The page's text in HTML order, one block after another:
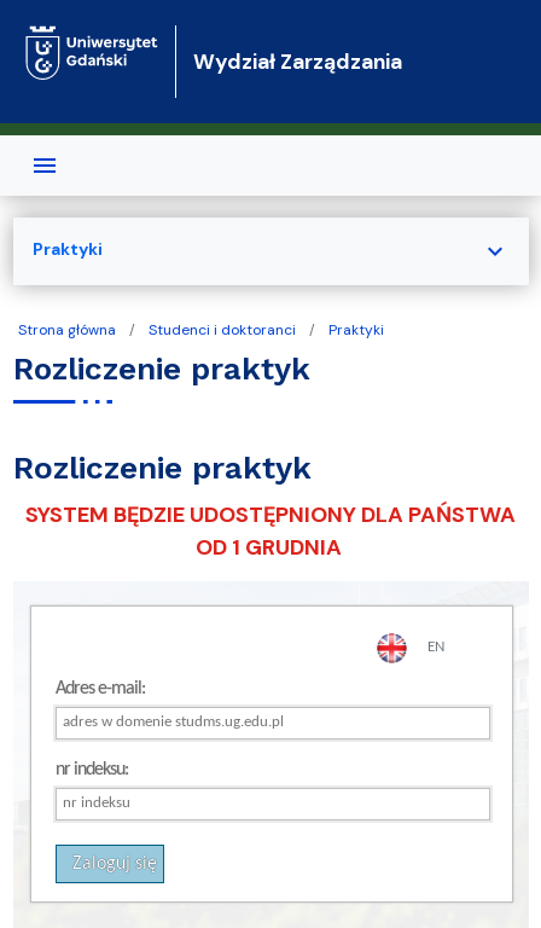
Wydział Zarządzania
Strona główna Studenci i doktoranci Praktyki
Rozliczenie praktyk
Rozliczenie praktyk
SYSTEM BĘDZIE UDOSTĘPNIONY DLA PAŃSTWA
OD 1 GRUDNIA
Praktyki expand_more